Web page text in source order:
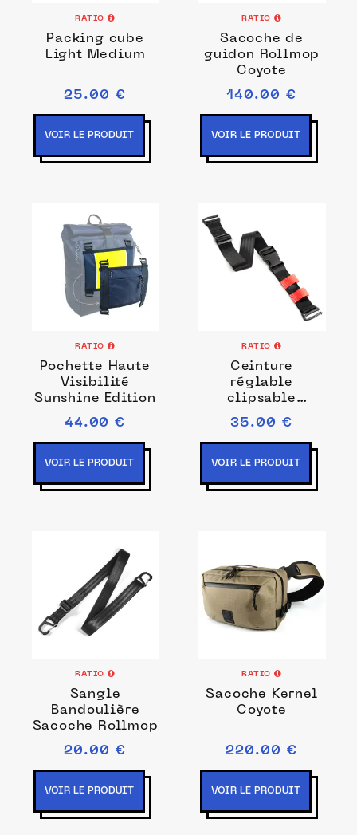
RATIO
Packing cube
Light Medium
25.00 €
VOIR LE PRODUIT
RATIO
Sacoche de
guidon Rollmop
Coyote
140.00 €
VOIR LE PRODUIT
RATIO
Pochette Haute
Visibilité
Sunshine Edition
44.00 €
VOIR LE PRODUIT
RATIO
Ceinture
réglable
clipsable
Messenger
35.00 €
VOIR LE PRODUIT
RATIO
Sangle
Bandoulière
Sacoche Rollmop
20.00 €
VOIR LE PRODUIT
RATIO
Sacoche Kernel
Coyote
220.00 €
VOIR LE PRODUIT